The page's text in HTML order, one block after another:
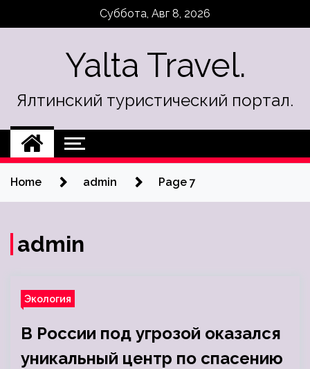
Суббота, Авг 8, 2026
Yalta Travel.
Ялтинский туристический портал.
Home admin Page 7
admin
Экология
В России под угрозой оказался
уникальный центр по спасению